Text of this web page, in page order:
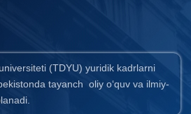
(TDYU) yuridik kadrlarni
tayanch oliy o‘quv va ilmiy-